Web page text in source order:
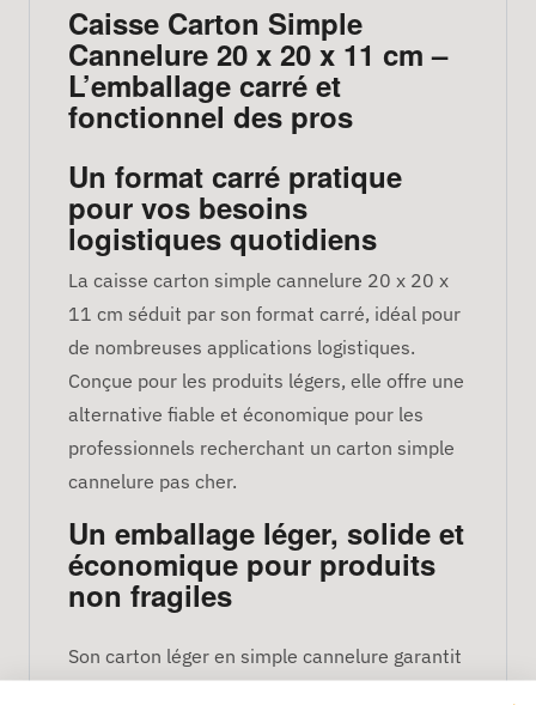
Caisse Carton Simple
Cannelure 20 x 20 x 11 cm –
L’emballage carré et
fonctionnel des pros
Un format carré pratique
pour vos besoins
logistiques quotidiens
La caisse carton simple cannelure 20 x 20 x
11 cm séduit par son format carré, idéal pour
de nombreuses applications logistiques.
Conçue pour les produits légers, elle offre une
alternative fiable et économique pour les
professionnels recherchant un carton simple
cannelure pas cher.
Un emballage léger, solide et
économique pour produits
non fragiles
Son carton léger en simple cannelure garantit